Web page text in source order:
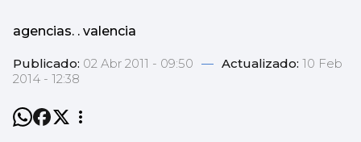
agencias. . valencia
Publicado: 02 Abr 2011 - 09:50 — Actualizado: 10 Feb
2014 - 12:38